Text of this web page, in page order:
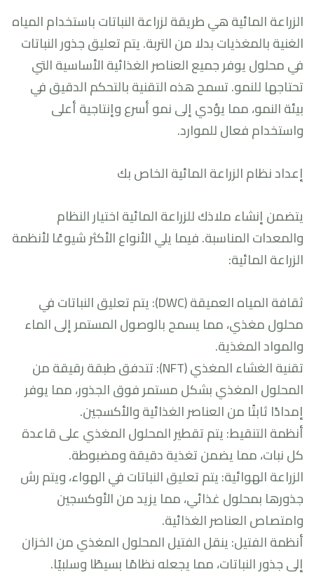
الزراعة المائية هي طريقة لزراعة النباتات باستخدام المياه
الغنية بالمغذيات بدلا من التربة. يتم تعليق جذور النباتات
في محلول يوفر جميع العناصر الغذائية الأساسية التي
تحتاجها للنمو. تسمح هذه التقنية بالتحكم الدقيق في
بيئة النمو، مما يؤدي إلى نمو أسرع وإنتاجية أعلى
واستخدام فعال للموارد.
إعداد نظام الزراعة المائية الخاص بك
يتضمن إنشاء ملاذك للزراعة المائية اختيار النظام
والمعدات المناسبة. فيما يلي الأنواع الأكثر شيوعًا لأنظمة
الزراعة المائية:
ثقافة المياه العميقة (DWC): يتم تعليق النباتات في
محلول مغذي، مما يسمح بالوصول المستمر إلى الماء
والمواد المغذية.
تقنية الغشاء المغذي (NFT): تتدفق طبقة رقيقة من
المحلول المغذي بشكل مستمر فوق الجذور، مما يوفر
إمدادًا ثابتًا من العناصر الغذائية والأكسجين.
أنظمة التنقيط: يتم تقطير المحلول المغذي على قاعدة
كل نبات، مما يضمن تغذية دقيقة ومضبوطة.
الزراعة الهوائية: يتم تعليق النباتات في الهواء، ويتم رش
جذورها بمحلول غذائي، مما يزيد من الأوكسجين
وامتصاص العناصر الغذائية.
أنظمة الفتيل: ينقل الفتيل المحلول المغذي من الخزان
إلى جذور النباتات، مما يجعله نظامًا بسيطًا وسلبيًا.